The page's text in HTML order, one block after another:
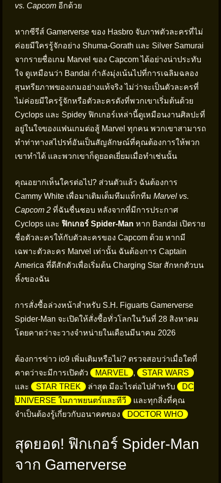
vs. Capcom อีกด้วย
หากซีรีส์ Gamerverse ของ Hasbro จับภาพตัวละครที่ไม่
ค่อยมีใครรู้จักอย่าง Shuma-Gorath และ Silver Samurai
จากรายชื่อเกม Marvel ของ Capcom ได้อย่างน่าประทับ
ใจ ดูเหมือนว่า Bandai กำลังมุ่งเน้นไปที่การเฉลิมฉลอง
สุนทรียภาพของเกมอย่างแท้จริง ไม่ว่าจะเป็นตัวละครที่
ไม่ค่อยมีใครรู้จักหรือตัวละครดังที่พวกเขาเริ่มต้นด้วย
Cyclops และ Spidey ฟิกเกอร์เหล่านี้ดูเหมือนงานศิลปะที่
อยู่ในใจของแฟนเกมต่อสู้ Marvel ทุกคน พวกเขาสามารถ
ทำท่าทางสไปรท์อันเป็นสัญลักษณ์ที่คุณต้องการให้พวก
เขาทำได้ และพวกเขาก็ดูยอดเยี่ยมเมื่อทำเช่นนั้น
คุณอยากเห็นใครต่อไป? ส่วนตัวแล้ว ฉันต้องการ
Cammy White เพื่อมาเติมเต็มทีมแท็กทีม Marvel vs.
Capcom 2 ที่ฉันชื่นชอบ หลังจากที่มีการประกาศ
Cyclops และ ฟิกเกอร์ Spider-Man หาก Bandai เปิดราย
ชื่อตัวละครให้กับตัวละครของ Capcom ด้วย หากมี
เฉพาะตัวละคร Marvel เท่านั้น ฉันต้องการ Captain
America ที่ดีสักตัวเพื่อเริ่มต้น Charging Star สักหกตัวบน
หิ้งของฉัน
การสั่งซื้อล่วงหน้าสำหรับ S.H. Figuarts Gamerverse
Spider-Man จะเปิดให้สั่งซื้อทั่วโลกในวันที่ 28 สิงหาคม
โดยคาดว่าจะวางจำหน่ายในเดือนมีนาคม 2026
ต้องการข่าว io9 เพิ่มเติมหรือไม่? ตรวจสอบว่าเมื่อใดที่
คาดว่าจะมีการเปิดตัว
MARVEL ,
STAR WARS
และ
STAR TREK ล่าสุด มีอะไรต่อไปสำหรับ
DC
UNIVERSE ในภาพยนตร์และทีวี
และทุกสิ่งที่คุณ
จำเป็นต้องรู้เกี่ยวกับอนาคตของ
DOCTOR WHO
สุดยอด! ฟิกเกอร์ Spider-Man
จาก Gamerverse